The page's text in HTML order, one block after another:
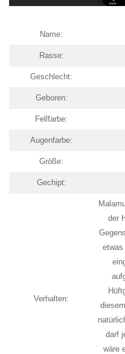
Name:
Rasse:
Geschlecht:
Geboren:
Fellfarbe:
Augenfarbe:
Größe:
Gechipt:
Verhalten:
der
etwas
darf
wäre